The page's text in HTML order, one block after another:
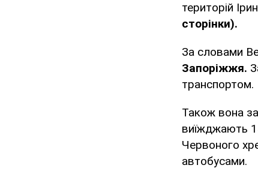
територій
сторінки).
За словами
Запоріжжя.
транспортом.
Також вона
виїжджають
Червоного
автобусами.